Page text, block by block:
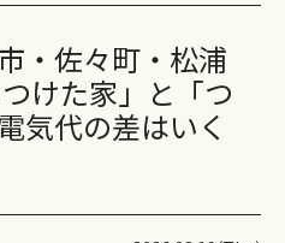
・佐々町・松浦
けた家」と「つ
気代の差はいく